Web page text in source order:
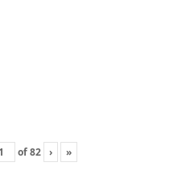
of82 › »